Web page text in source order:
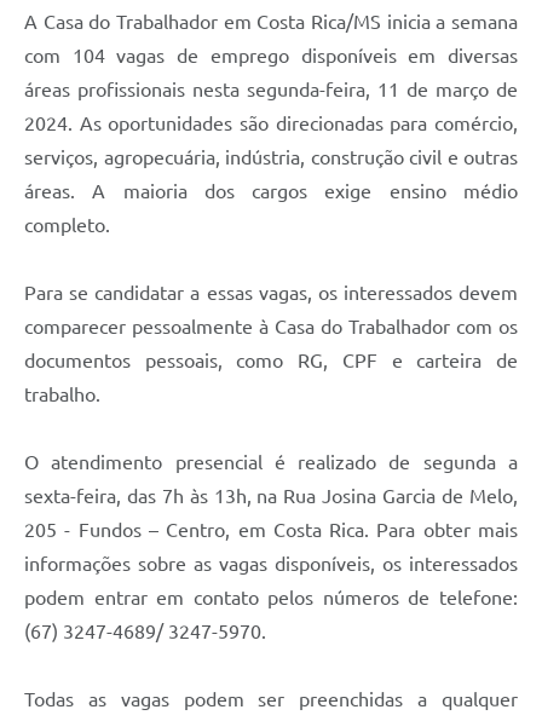
A Casa do Trabalhador em Costa Rica/MS inicia a semana
com 104 vagas de emprego disponíveis em diversas
áreas profissionais nesta segunda-feira, 11 de março de
2024. As oportunidades são direcionadas para comércio,
serviços, agropecuária, indústria, construção civil e outras
áreas. A maioria dos cargos exige ensino médio
completo.
Para se candidatar a essas vagas, os interessados devem
comparecer pessoalmente à Casa do Trabalhador com os
documentos pessoais, como RG, CPF e carteira de
trabalho.
O atendimento presencial é realizado de segunda a
sexta-feira, das 7h às 13h, na Rua Josina Garcia de Melo,
205 - Fundos – Centro, em Costa Rica. Para obter mais
informações sobre as vagas disponíveis, os interessados
podem entrar em contato pelos números de telefone:
(67) 3247-4689/ 3247-5970.
Todas as vagas podem ser preenchidas a qualquer